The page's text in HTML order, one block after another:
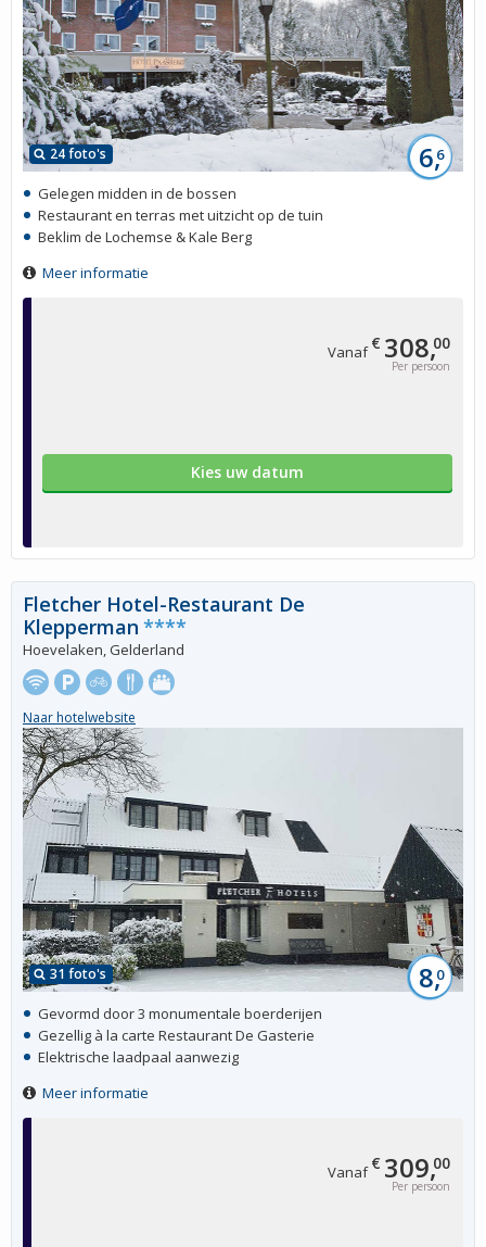
Vanaf€ 308,00
Per persoon
Kies uw datum
24 foto's 6,6
Gelegen midden in de bossen
Restaurant en terras met uitzicht op de tuin
Beklim de Lochemse & Kale Berg
Meer informatie
Vanaf€ 309,00
Per persoon
31 foto's 8,0
Fletcher Hotel-Restaurant De
Klepperman ****
Hoevelaken, Gelderland
Naar hotelwebsite
Gevormd door 3 monumentale boerderijen
Gezellig à la carte Restaurant De Gasterie
Elektrische laadpaal aanwezig
Meer informatie